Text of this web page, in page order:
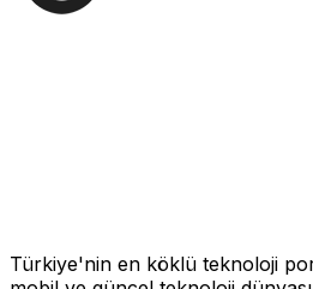
Türkiye'nin en köklü teknoloji